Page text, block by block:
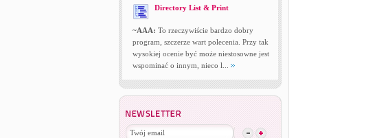
Directory List & Print
~AAA: To rzeczywiście bardzo dobry
program, szczerze wart polecenia. Przy tak
wysokiej ocenie być może niestosowne jest
wspominać o innym, nieco l...